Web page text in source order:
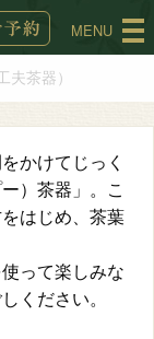
MENU
夫茶器）
かけてじっく
）茶器」。こ
はじめ、茶葉
って楽しみな
ください。